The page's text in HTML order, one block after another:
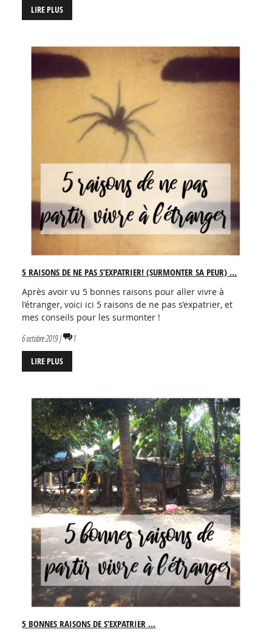
LIRE PLUS
5 RAISONS DE NE PAS S’EXPATRIER! (SURMONTER SA PEUR) ...
Après avoir vu 5 bonnes raisons pour aller vivre à
l’étranger, voici ici 5 raisons de ne pas s’expatrier, et
mes conseils pour les surmonter !
6 octobre 2019 |
1
LIRE PLUS
5 BONNES RAISONS DE S’EXPATRIER ...